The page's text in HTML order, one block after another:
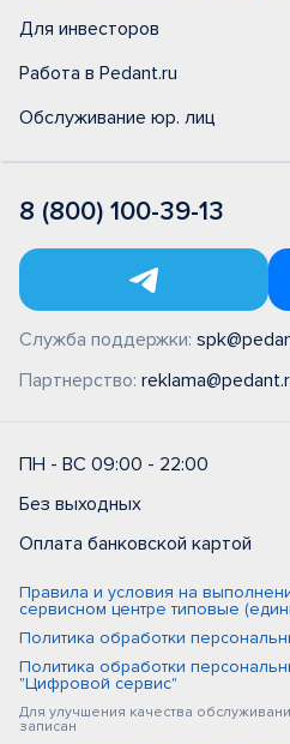
Для инвесторов
Работа в Pedant.ru
Обслуживание юр. лиц
8 (800) 100-39-13
Служба поддержки:
Партнерство:
ПН - ВС 09:00 - 22:00
Без выходных
Оплата банковской картой
Правила и условия на
сервисном центре типовые
Политика обработки
Политика обработки
"Цифровой сервис"
Для улучшения качества
записан